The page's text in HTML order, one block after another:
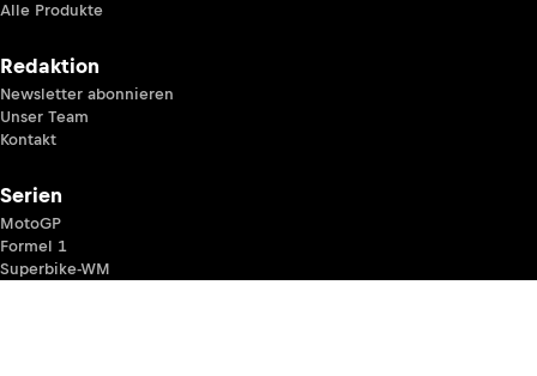
Alle Produkte
Redaktion
Newsletter abonnieren
Unser Team
Kontakt
Serien
MotoGP
Formel 1
Superbike-WM